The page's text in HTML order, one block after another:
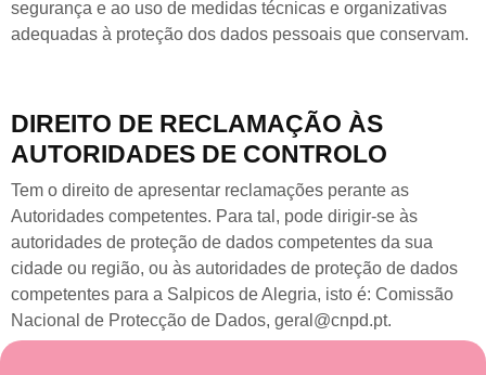
segurança e ao uso de medidas técnicas e organizativas
adequadas à proteção dos dados pessoais que conservam.
DIREITO DE RECLAMAÇÃO ÀS
AUTORIDADES DE CONTROLO
Tem o direito de apresentar reclamações perante as
Autoridades competentes. Para tal, pode dirigir-se às
autoridades de proteção de dados competentes da sua
cidade ou região, ou às autoridades de proteção de dados
competentes para a Salpicos de Alegria, isto é: Comissão
Nacional de Protecção de Dados, geral@cnpd.pt.